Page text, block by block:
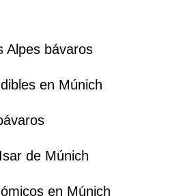
Alpes bávaros
en Múnich
de Múnich
en Múnich